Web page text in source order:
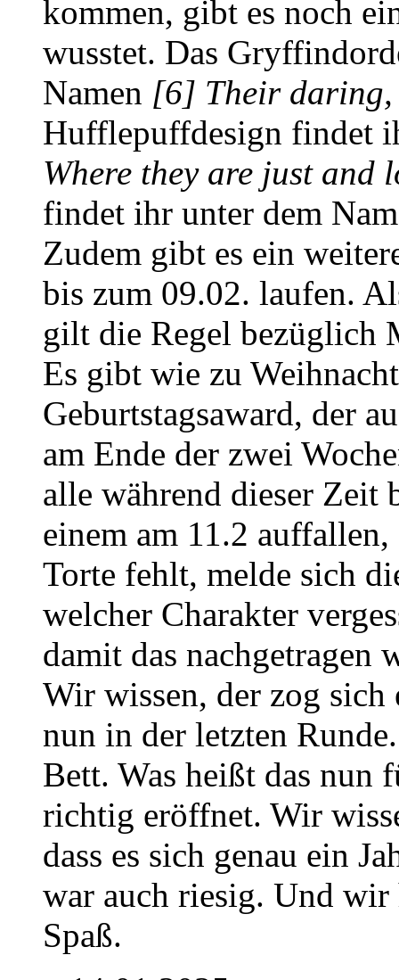
kommen, gibt es noch
wusstet. Das
Namen [6] Their daring,
Hufflepuffdesign findet
Where they are just and
findet ihr unter dem
Zudem gibt es ein
bis zum 09.02. laufen.
gilt die Regel bezüglich
Es gibt wie zu
Geburtstagsaward, der
am Ende der zwei
alle während dieser Zeit
einem am 11.2
Torte fehlt, melde sich
welcher Charakter
damit das nachgetragen
Wir wissen, der zog
nun in der letzten
Bett. Was heißt das nun
richtig eröffnet. Wir
dass es sich genau ein
war auch riesig. Und
Spaß.